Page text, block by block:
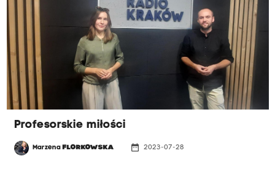
Profesorskie miłości
Marzena FLORKOWSKA date_range 2023-07-28